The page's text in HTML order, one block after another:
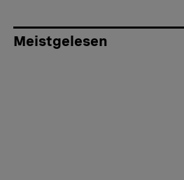
Meistgelesen